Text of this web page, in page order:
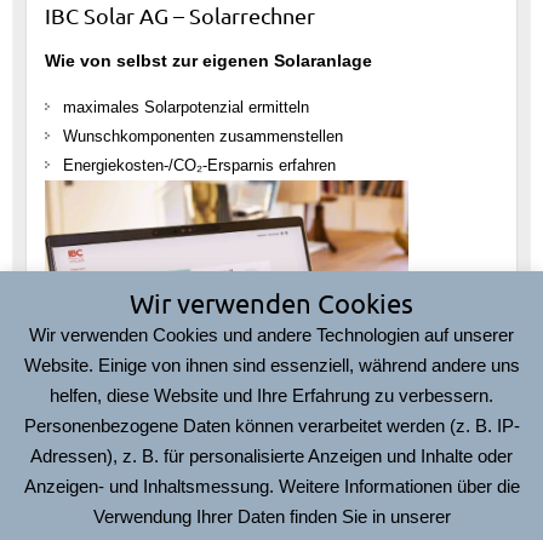
IBC Solar AG – Solarrechner
Wie von selbst zur eigenen Solaranlage
maximales Solarpotenzial ermitteln
Wunschkomponenten zusammenstellen
Energiekosten-/CO₂-Ersparnis erfahren
Hier geht’s zumIBC Solarrechner
Wir verwenden Cookies
Wir verwenden Cookies und andere Technologien auf unserer
Website. Einige von ihnen sind essenziell, während andere uns
helfen, diese Website und Ihre Erfahrung zu verbessern.
Personenbezogene Daten können verarbeitet werden (z. B. IP-
Adressen), z. B. für personalisierte Anzeigen und Inhalte oder
Anzeigen- und Inhaltsmessung. Weitere Informationen über die
Verwendung Ihrer Daten finden Sie in unserer